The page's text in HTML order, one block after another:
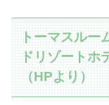
トーマスルー
ドリゾートホ
（HPより）